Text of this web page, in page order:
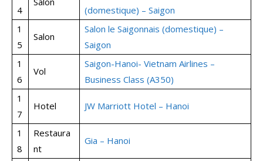
4
(domestique) – Saigon
1
5
Salon
Salon le Saigonnais (domestique) –
Saigon
1
6
Vol
Saigon-Hanoi- Vietnam Airlines –
Business Class (A350)
1
7
Hotel JW Marriott Hotel – Hanoi
1
8
Restaura
nt
Gia – Hanoi